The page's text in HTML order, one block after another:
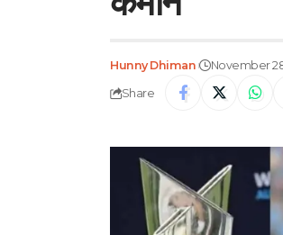
Hunny Dhiman November
Share